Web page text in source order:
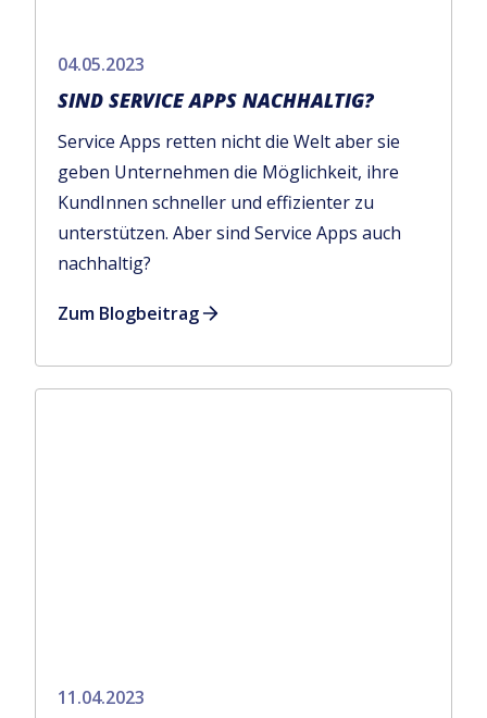
04.05.2023
SIND SERVICE APPS NACHHALTIG?
Service Apps retten nicht die Welt aber sie
geben Unternehmen die Möglichkeit, ihre
KundInnen schneller und effizienter zu
unterstützen. Aber sind Service Apps auch
nachhaltig?
Zum Blogbeitrag
11.04.2023